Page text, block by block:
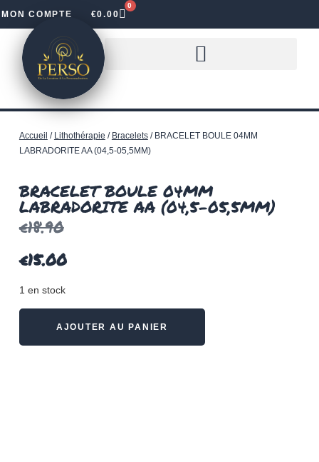
MON COMPTE €0.00
0
Accueil / Lithothérapie / Bracelets/ BRACELET BOULE 04MM
LABRADORITE AA (04,5-05,5MM)
BRACELET BOULE 04MM
LABRADORITE AA (04,5-05,5MM)
€18.90
€15.00
1 en stock
AJOUTER AU PANIER